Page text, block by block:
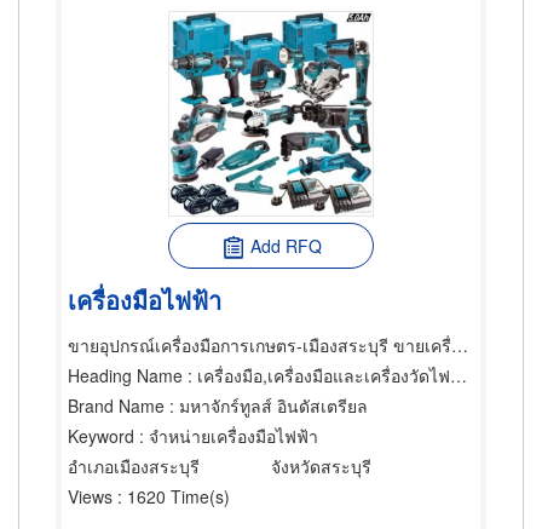
Add RFQ
เครื่องมือไฟฟ้า
ขายอุปกรณ์เครื่องมือการเกษตร-เมืองสระบุรี ขายเครื่องมือช่างอุตสาหกรรม-สระบุรี มหาจักรทูลส์อินดัสเตรียล
Heading Name : เครื่องมือ,เครื่องมือและเครื่องวัดไฟฟ้า,เครื่องมือและเครื่องวัดไฟฟ้า
Brand Name : มหาจักร์ทูลส์ อินดัสเตรียล
Keyword : จำหน่ายเครื่องมือไฟฟ้า
อำเภอเมืองสระบุรี
จังหวัดสระบุรี
Views : 1620 Time(s)